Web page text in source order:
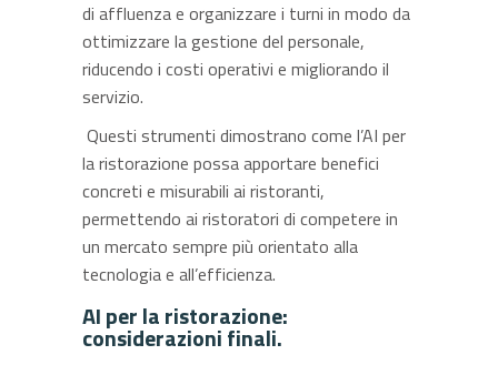
di affluenza e organizzare i turni in modo da
ottimizzare la gestione del personale,
riducendo i costi operativi e migliorando il
servizio.
Questi strumenti dimostrano come l’AI per
la ristorazione possa apportare benefici
concreti e misurabili ai ristoranti,
permettendo ai ristoratori di competere in
un mercato sempre più orientato alla
tecnologia e all’efficienza.
AI per la ristorazione:
considerazioni finali.